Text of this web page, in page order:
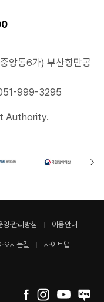
앙동6가) 부산항만공
999-3295
Authority.
·관리방침 이용안내
오시는길 사이트맵